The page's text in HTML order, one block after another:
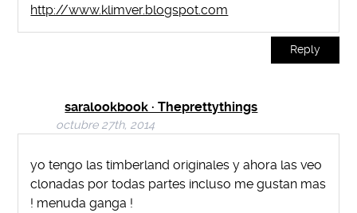
http://www.klimver.blogspot.com
Reply
saralookbook · Theprettythings
octubre 27th, 2014
yo tengo las timberland originales y ahora las veo
clonadas por todas partes incluso me gustan mas
! menuda ganga !